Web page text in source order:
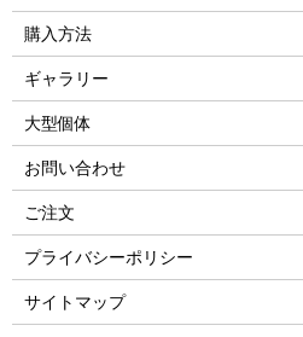
購入方法
ギャラリー
大型個体
お問い合わせ
ご注文
プライバシーポリシー
サイトマップ